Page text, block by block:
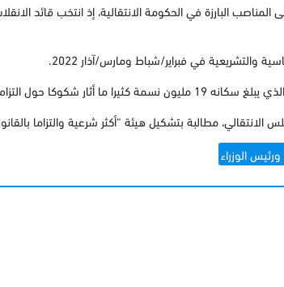
البارزة في الحكومة الانتقالية، إذ انتخب قائد
والتشريعية في فبراير/شباط ومارس/آذار 2022.
السلطات بالبرنامج الانتخابي.
الوزراء